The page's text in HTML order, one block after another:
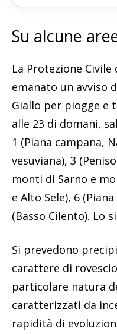
Su alcune
La Protezione Civile
emanato un avviso
Giallo per piogge e
alle 23 di domani,
1 (Piana campana,
vesuviana), 3
monti di Sarno e
e Alto Sele), 6
(Basso Cilento). Lo
Si prevedono
carattere di
particolare natura
caratterizzati da
rapidità di